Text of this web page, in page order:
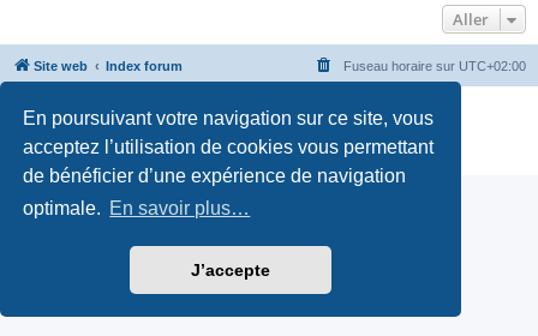
En poursuivant votre navigation sur ce site, vous
acceptez l’utilisation de cookies vous permettant
de bénéficier d’une expérience de navigation
optimale. En savoir plus…
J’accepte
Aller
Site web Index forum Fuseau horaire sur UTC+02:00
Développé par
® Forum Software © phpBB Limited
Traduction française officielle
Confidentialité|Conditions